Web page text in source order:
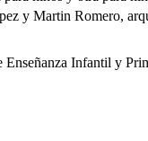
y Martin Romero,
Infantil y